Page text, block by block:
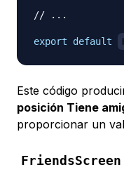
// ...
export default
Este código
posición Tiene
proporcionar un
FriendsScreen